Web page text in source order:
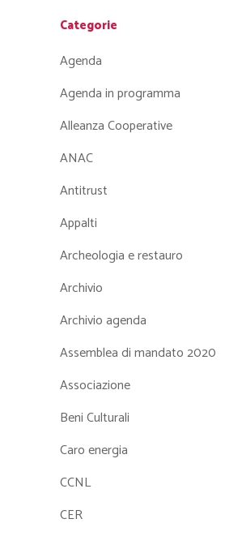
Categorie
Agenda
Agenda in programma
Alleanza Cooperative
ANAC
Antitrust
Appalti
Archeologia e restauro
Archivio
Archivio agenda
Assemblea di mandato 2020
Associazione
Beni Culturali
Caro energia
CCNL
CER